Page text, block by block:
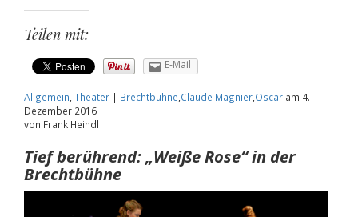
Teilen mit:
E-Mail
Allgemein, Theater | Brechtbühne,Claude Magnier,Oscar am 4.
Dezember 2016
von Frank Heindl
Tief berührend: „Weiße Rose“ in der
Brechtbühne